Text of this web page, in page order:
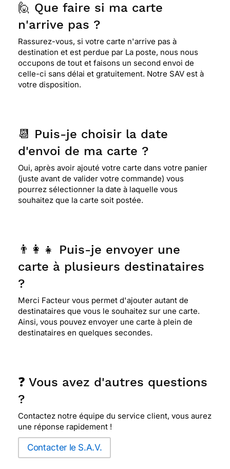
🙋 Que faire si ma carte
n'arrive pas ?
Rassurez-vous, si votre carte n'arrive pas à
destination et est perdue par La poste, nous nous
occupons de tout et faisons un second envoi de
celle-ci sans délai et gratuitement. Notre SAV est à
votre disposition.
📆 Puis-je choisir la date
d'envoi de ma carte ?
Oui, après avoir ajouté votre carte dans votre panier
(juste avant de valider votre commande) vous
pourrez sélectionner la date à laquelle vous
souhaitez que la carte soit postée.
👨‍👩‍👧 Puis-je envoyer une
carte à plusieurs destinataires
?
Merci Facteur vous permet d'ajouter autant de
destinataires que vous le souhaitez sur une carte.
Ainsi, vous pouvez envoyer une carte à plein de
destinataires en quelques secondes.
❓ Vous avez d'autres questions
?
Contactez notre équipe du service client, vous aurez
une réponse rapidement !
Contacter le S.A.V.